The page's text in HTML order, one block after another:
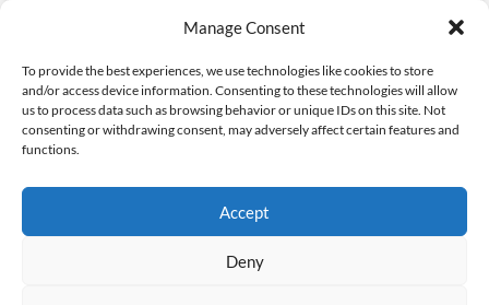
Manage Consent
To provide the best experiences, we use technologies like cookies to store
and/or access device information. Consenting to these technologies will allow
us to process data such as browsing behavior or unique IDs on this site. Not
consenting or withdrawing consent, may adversely affect certain features and
functions.
Accept
Deny
szerkesztoseg@elomagazin.com
elomagazin
home adatvédelem impresszum kapcsolat